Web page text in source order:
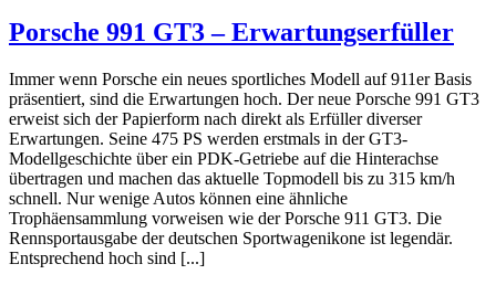
Porsche 991 GT3 – Erwartungserfüller
Immer wenn Porsche ein neues sportliches Modell auf 911er Basis
präsentiert, sind die Erwartungen hoch. Der neue Porsche 991 GT3
erweist sich der Papierform nach direkt als Erfüller diverser
Erwartungen. Seine 475 PS werden erstmals in der GT3-
Modellgeschichte über ein PDK-Getriebe auf die Hinterachse
übertragen und machen das aktuelle Topmodell bis zu 315 km/h
schnell. Nur wenige Autos können eine ähnliche
Trophäensammlung vorweisen wie der Porsche 911 GT3. Die
Rennsportausgabe der deutschen Sportwagenikone ist legendär.
Entsprechend hoch sind [...]